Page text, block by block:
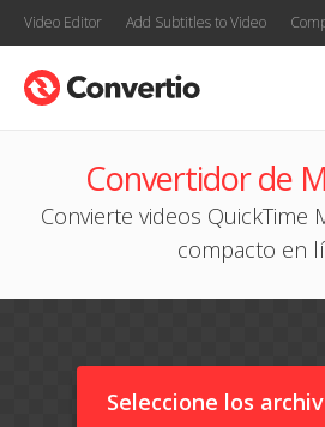
Video Editor Add Subtitles to Video
Convertidor de
Convierte videos QuickTime
compacto en
Seleccione los